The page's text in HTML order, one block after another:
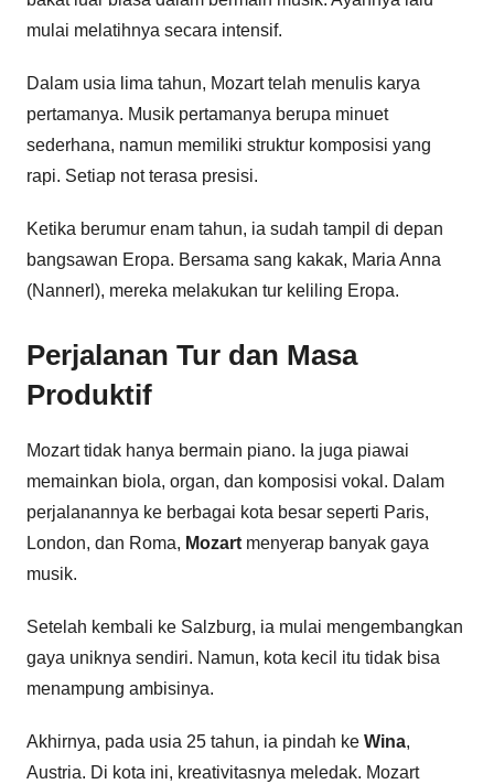
mulai melatihnya secara intensif.
Dalam usia lima tahun, Mozart telah menulis karya
pertamanya. Musik pertamanya berupa minuet
sederhana, namun memiliki struktur komposisi yang
rapi. Setiap not terasa presisi.
Ketika berumur enam tahun, ia sudah tampil di depan
bangsawan Eropa. Bersama sang kakak, Maria Anna
(Nannerl), mereka melakukan tur keliling Eropa.
Perjalanan Tur dan Masa
Produktif
Mozart tidak hanya bermain piano. Ia juga piawai
memainkan biola, organ, dan komposisi vokal. Dalam
perjalanannya ke berbagai kota besar seperti Paris,
London, dan Roma, Mozartmenyerap banyak gaya
musik.
Setelah kembali ke Salzburg, ia mulai mengembangkan
gaya uniknya sendiri. Namun, kota kecil itu tidak bisa
menampung ambisinya.
Akhirnya, pada usia 25 tahun, ia pindah ke Wina,
Austria. Di kota ini, kreativitasnya meledak. Mozart